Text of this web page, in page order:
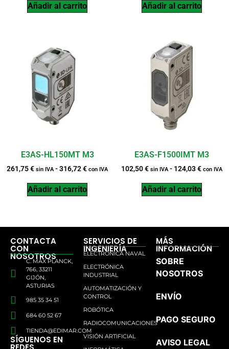
Añadir al carrito Añadir al carrito
E3AS-HL150MT M3
261,75€ sin IVA -316,72€ con IVA
Añadir al carrito
E3AS-F1500IMT M3
102,50€ sin IVA - 124,03€ con IVA
Añadir al carrito
CONTACTA
CON
NOSOTROS
C. MAX PLANCK,
766, 33211
GIJÓN,
ASTURIAS
985 35 34 51
684 60 52 67
TIENDA@EDIMAR.COM
SÍGUENOS EN
SERVICIOS DE
INGENIERÍA
ELECTRÓNICA NAVAL
ELECTRÓNICA
INDUSTRIAL
AUTOMATIZACIÓN Y
CONTROL
ROBÓTICA
RADIOCOMUNICACIONES
VISIÓN ARTIFICIAL
MÁS
INFORMACIÓN
SOBRE
NOSOTROS
ENVÍO
PAGO SEGURO
AVISO LEGAL